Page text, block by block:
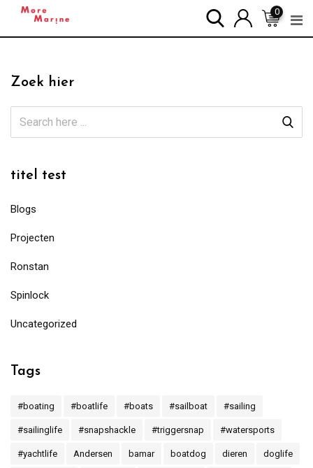
0
Zoek hier
titel test
Blogs
Projecten
Ronstan
Spinlock
Uncategorized
Tags
#boating #boatlife #boats #sailboat #sailing
#sailinglife #snapshackle #triggersnap #watersports
#yachtlife Andersen bamar boatdog dieren doglife